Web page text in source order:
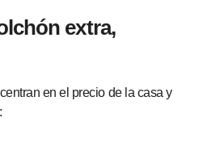
extra,
en el precio de la casa y